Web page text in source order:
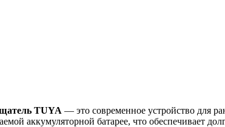
TUYA — это современное устройство для
аккумуляторной батарее, что обеспечивает